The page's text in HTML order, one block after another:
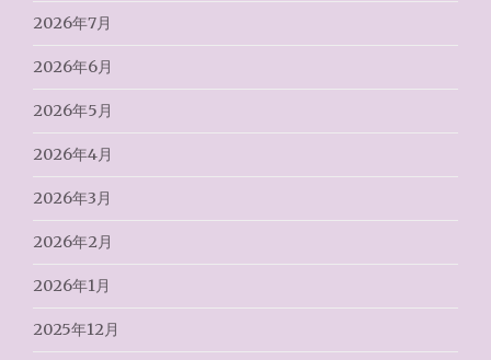
2026年7月
2026年6月
2026年5月
2026年4月
2026年3月
2026年2月
2026年1月
2025年12月